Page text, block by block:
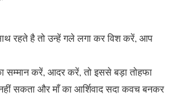
रहते है तो उन्हें गले लगा कर विश करें, आप
सम्मान करें, आदर करें, तो इससे बड़ा तोहफा
सकता और माँ का आर्शिवाद सदा कवच बनकर